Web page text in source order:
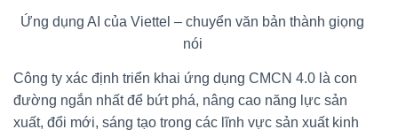
Ứng dụng AI của Viettel – chuyển văn bản thành giọng
nói
Công ty xác định triển khai ứng dụng CMCN 4.0 là con
đường ngắn nhất để bứt phá, nâng cao năng lực sản
xuất, đổi mới, sáng tạo trong các lĩnh vực sản xuất kinh